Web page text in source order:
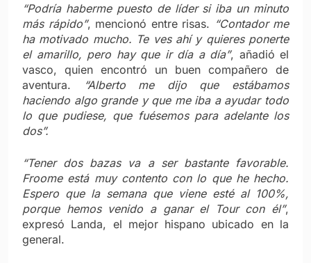
“Podría haberme puesto de líder si iba un minuto
más rápido”, mencionó entre risas. “Contador me
ha motivado mucho. Te ves ahí y quieres ponerte
el amarillo, pero hay que ir día a día”, añadió el
vasco, quien encontró un buen compañero de
aventura.
“Alberto me dijo que estábamos
haciendo algo grande y que me iba a ayudar todo
lo que pudiese, que fuésemos para adelante los
dos”.
“Tener dos bazas va a ser bastante favorable.
Froome está muy contento con lo que he hecho.
Espero que la semana que viene esté al 100%,
porque hemos venido a ganar el Tour con él”,
expresó Landa, el mejor hispano ubicado en la
general.